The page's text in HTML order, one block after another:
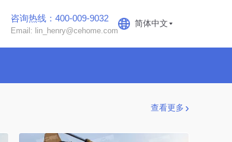
咨询热线：400-009-9032
Email: lin_henry@cehome.com
简体中文
查看更多